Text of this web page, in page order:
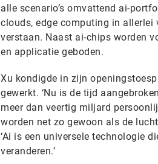
alle scenario’s omvattend ai-
clouds, edge computing in allerlei
verstaan. Naast ai-chips worden
en applicatie geboden.
Xu kondigde in zijn
gewerkt. ‘Nu is de tijd
meer dan veertig miljard
worden net zo gewoon als de
‘Ai is een universele technologie
veranderen.’